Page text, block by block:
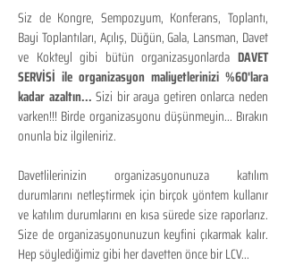
Siz de Kongre, Sempozyum, Konferans, Toplantı,
Bayi Toplantıları, Açılış, Düğün, Gala, Lansman, Davet
ve Kokteyl gibi bütün organizasyonlarda DAVET
SERVİSİ ile organizasyon maliyetlerinizi %60'lara
kadar azaltın...Sizi bir araya getiren onlarca neden
varken!!! Birde organizasyonu düşünmeyin... Bırakın
onunla biz ilgileniriz.
Davetlilerinizin organizasyonunuza katılım
durumlarını netleştirmek için birçok yöntem kullanır
ve katılım durumlarını en kısa sürede size raporlarız.
Size de organizasyonunuzun keyfini çıkarmak kalır.
Hep söylediğimiz gibi her davetten önce bir LCV...